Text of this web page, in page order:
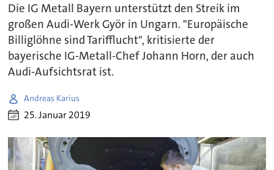
Die IG Metall Bayern unterstützt den Streik im
großen Audi-Werk Györ in Ungarn. "Europäische
Billiglöhne sind Tarifflucht", kritisierte der
bayerische IG-Metall-Chef Johann Horn, der auch
Audi-Aufsichtsrat ist.
Andreas Karius
25. Januar 2019